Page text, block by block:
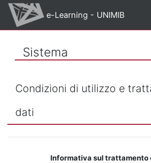
Vai al contenuto principale
e-Learning - UNIMIB
Sistema
Condizioni di utilizzo e
dati
Informativa sul trattamento